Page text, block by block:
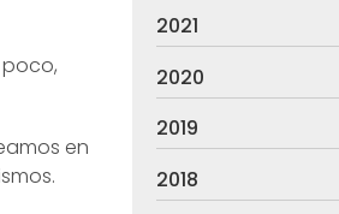
en
2021
2020
2019
2018